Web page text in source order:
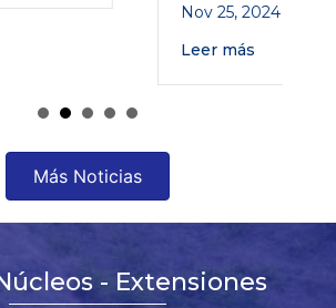
Nov 25, 2024
Leer más
Más Noticias
- Extensiones